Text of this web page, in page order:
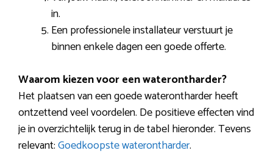
in.
Een professionele installateur verstuurt je
binnen enkele dagen een goede offerte.
Waarom kiezen voor een waterontharder?
Het plaatsen van een goede waterontharder heeft
ontzettend veel voordelen. De positieve effecten vind
je in overzichtelijk terug in de tabel hieronder. Tevens
relevant:Goedkoopste waterontharder.